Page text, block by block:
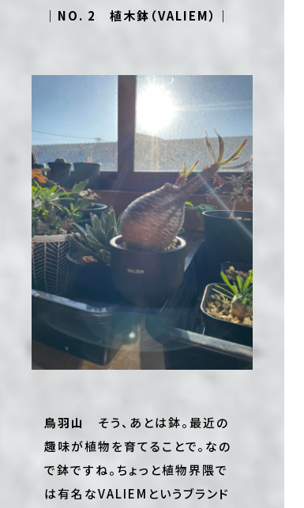
｜NO. 2 植木鉢（VALIEM）｜
鳥羽山 そう、あとは鉢。最近の
趣味が植物を育てることで。なの
で鉢ですね。ちょっと植物界隈で
は有名なVALIEMというブランド